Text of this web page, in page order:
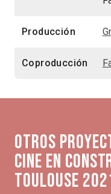
Producción
Coproducción
Otros
Cine en
Toulouse